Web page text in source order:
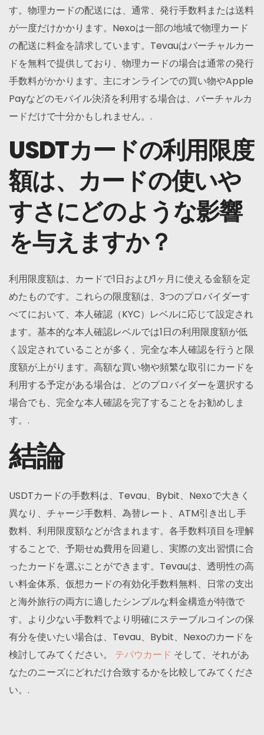
す。物理カードの配送には、通常、発行手数料または送料
が一度だけかかります。Nexoは一部の地域で物理カード
の配送に料金を請求しています。Tevauはバーチャルカー
ドを無料で提供しており、物理カードの場合は通常の発行
手数料がかかります。主にオンラインでの買い物やApple
Payなどのモバイル決済を利用する場合は、バーチャルカ
ードだけで十分かもしれません。.
USDTカードの利用限度
額は、カードの使いや
すさにどのような影響
を与えますか？
利用限度額は、カードで1日および1ヶ月に使える金額を定
めたものです。これらの限度額は、3つのプロバイダーす
べてにおいて、本人確認（KYC）レベルに応じて設定され
ます。基本的な本人確認レベルでは1日の利用限度額が低
く設定されていることが多く、完全な本人確認を行うと限
度額が上がります。高額な買い物や頻繁な取引にカードを
利用する予定がある場合は、どのプロバイダーを選択する
場合でも、完全な本人確認を完了することをお勧めしま
す。.
結論
USDTカードの手数料は、Tevau、Bybit、Nexoで大きく
異なり、チャージ手数料、為替レート、ATM引き出し手
数料、利用限度額などが含まれます。各手数料項目を理解
することで、予期せぬ費用を回避し、実際の支出習慣に合
ったカードを選ぶことができます。Tevauは、透明性の高
い料金体系、仮想カードの有効化手数料無料、日常の支出
と海外旅行の両方に適したシンプルな料金構造が特徴で
す。より少ない手数料でより明確にステーブルコインの保
有分を使いたい場合は、Tevau、Bybit、Nexoのカードを
検討してみてください。 テバウカード そして、それがあ
なたのニーズにどれだけ合致するかを比較してみてくださ
い。.